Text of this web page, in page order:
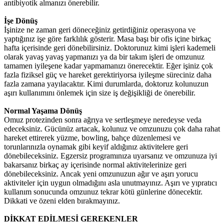
antibiyotik almanızı önerebilir.
İşe Dönüş
İşinize ne zaman geri döneceğiniz getirdiğiniz operasyona ve
yaptığınız işe göre farklılık gösterir. Masa başı bir ofis içine birkaç
hafta içerisinde geri dönebilirsiniz. Doktorunuz kimi işleri kademeli
olarak yavaş yavaş yapmanızı ya da bir takım işleri de omzunuz
tamamen iyileşene kadar yapmamanızı önerecektir. Eğer işiniz çok
fazla fiziksel güç ve hareket gerektiriyorsa iyileşme süreciniz daha
fazla zamana yayılacaktır. Kimi durumlarda, doktoruz kolunuzun
aşırı kullanımını önlemek için size iş değişikliği de önerebilir.
Normal Yaşama Dönüş
Omuz protezinden sonra ağrıya ve sertleşmeye neredeyse veda
edeceksiniz. Gücünüz artacak, kolunuz ve omzunuzu çok daha rahat
hareket ettirerek yüzme, bowling, bahçe düzenlemesi ve
torunlarınızla oynamak gibi keyif aldığınız aktivitelere geri
dönebileceksiniz. Egzersiz programınıza uyarsanız ve omzunuza iyi
bakarsanız birkaç ay içerisinde normal aktivitelerinize geri
dönebileceksiniz. Ancak yeni omzunuzun ağır ve aşırı yorucu
aktiviteler için uygun olmadığını asla unutmayınız. Aşırı ve yıpratıcı
kullanım sonucunda omzunuz tekrar kötü günlerine dönecektir.
Dikkati ve özeni elden bırakmayınız.
DİKKAT EDİLMESİ GEREKENLER